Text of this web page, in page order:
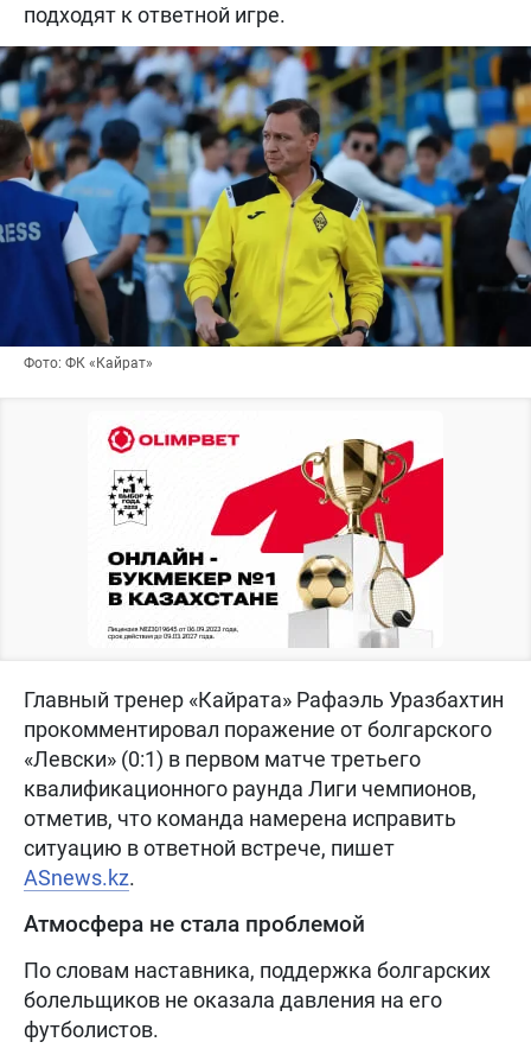
подходят к ответной игре.
Фото: ФК «Кайрат»
Главный тренер «Кайрата» Рафаэль Уразбахтин
прокомментировал поражение от болгарского
«Левски» (0:1) в первом матче третьего
квалификационного раунда Лиги чемпионов,
отметив, что команда намерена исправить
ситуацию в ответной встрече, пишет
ASnews.kz.
Атмосфера не стала проблемой
По словам наставника, поддержка болгарских
болельщиков не оказала давления на его
футболистов.